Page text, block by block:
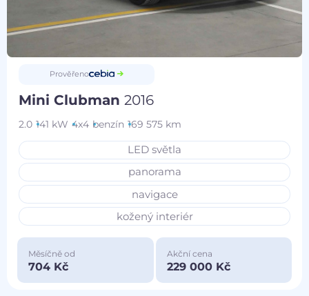
Prověřeno
Mini Clubman2016
2.0 141 kW 4x4 benzín 169 575 km
LED světla
panorama
navigace
kožený interiér
Měsíčně od
704 Kč
Akční cena
229 000 Kč